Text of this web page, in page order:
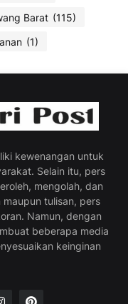
Barat (115)
(1)
kewenangan untuk
Selain itu, pers
mengolah, dan
maupun tulisan, pers
Namun, dengan
beberapa media
keinginan